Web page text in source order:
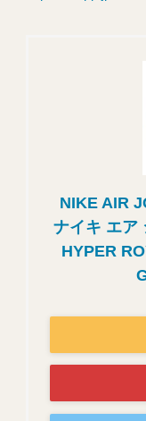
NIKE AIR
ナイキ エア
HYPER